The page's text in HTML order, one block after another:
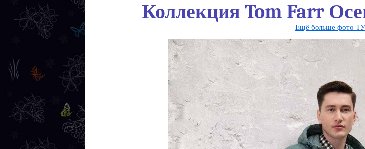
Коллекция Tom Farr
Ещё больше фото